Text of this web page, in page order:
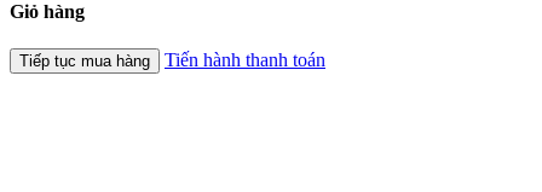
Giỏ hàng
Tiếp tục mua hàng Tiến hành thanh toán